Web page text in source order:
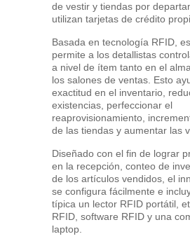
de vestir y tiendas por
utilizan tarjetas de crédito
Basada en tecnología RFID,
permite a los detallistas
a nivel de ítem tanto en el
los salones de ventas. Esto
exactitud en el inventario,
existencias, perfeccionar el
reaprovisionamiento,
de las tiendas y aumentar las
Diseñado con el fin de lograr
en la recepción, conteo de
de los artículos vendidos, el
se configura fácilmente e
típica un lector RFID portátil,
RFID, software RFID y una
laptop.